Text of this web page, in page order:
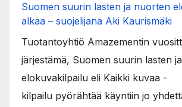
Suomen suurin lasten ja nuorten
alkaa – suojelijana Aki Kaurismäki
Tuotantoyhtiö Amazementin
järjestämä, Suomen suurin lasten
elokuvakilpailu eli Kaikki kuvaa -
kilpailu pyörähtää käyntiin jo